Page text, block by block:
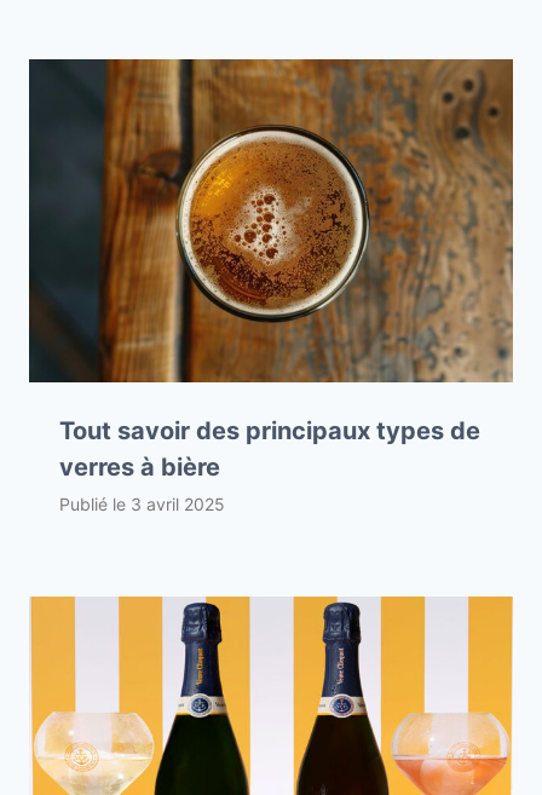
Tout savoir des principaux types de
verres à bière
Publié le 3 avril 2025